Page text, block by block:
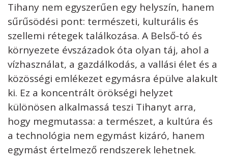
Tihany nem egyszerűen egy helyszín, hanem
sűrűsödési pont: természeti, kulturális és
szellemi rétegek találkozása. A Belső-tó és
környezete évszázadok óta olyan táj, ahol a
vízhasználat, a gazdálkodás, a vallási élet és a
közösségi emlékezet egymásra épülve alakult
ki. Ez a koncentrált örökségi helyzet
különösen alkalmassá teszi Tihanyt arra,
hogy megmutassa: a természet, a kultúra és
a technológia nem egymást kizáró, hanem
egymást értelmező rendszerek lehetnek.